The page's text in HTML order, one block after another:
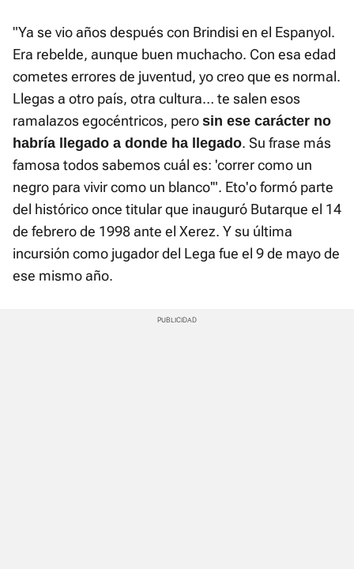
"Ya se vio años después con Brindisi en el Espanyol.
Era rebelde, aunque buen muchacho. Con esa edad
cometes errores de juventud, yo creo que es normal.
Llegas a otro país, otra cultura… te salen esos
ramalazos egocéntricos, pero sin ese carácter no
habría llegado a donde ha llegado. Su frase más
famosa todos sabemos cuál es: 'correr como un
negro para vivir como un blanco'". Eto'o formó parte
del histórico once titular que inauguró Butarque el 14
de febrero de 1998 ante el Xerez. Y su última
incursión como jugador del Lega fue el 9 de mayo de
ese mismo año.